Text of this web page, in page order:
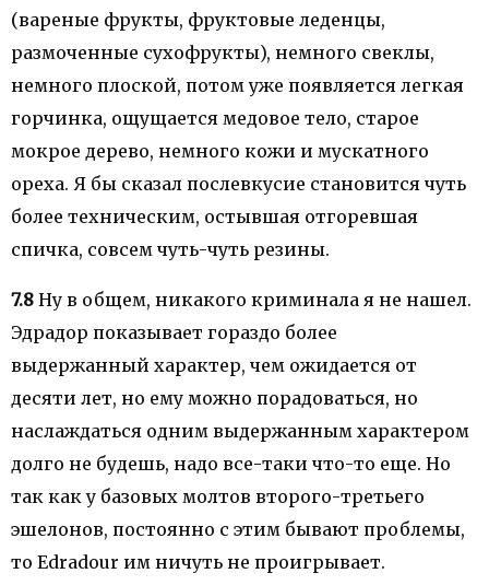
(вареные фрукты, фруктовые леденцы,
размоченные сухофрукты), немного свеклы,
немного плоской, потом уже появляется легкая
горчинка, ощущается медовое тело, старое
мокрое дерево, немного кожи и мускатного
ореха. Я бы сказал послевкусие становится чуть
более техническим, остывшая отгоревшая
спичка, совсем чуть-чуть резины.
7.8 Ну в общем, никакого криминала я не нашел.
Эдрадор показывает гораздо более
выдержанный характер, чем ожидается от
десяти лет, но ему можно порадоваться, но
наслаждаться одним выдержанным характером
долго не будешь, надо все-таки что-то еще. Но
так как у базовых молтов второго-третьего
эшелонов, постоянно с этим бывают проблемы,
то Edradour им ничуть не проигрывает.